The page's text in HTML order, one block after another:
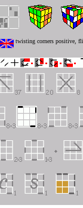
twisting corners positive,